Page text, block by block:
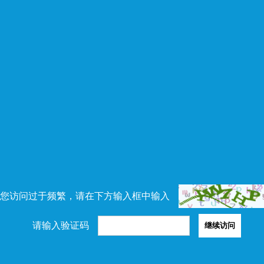
访问过于频繁，请在下方输入框中输入
请输入验证码 继续访问